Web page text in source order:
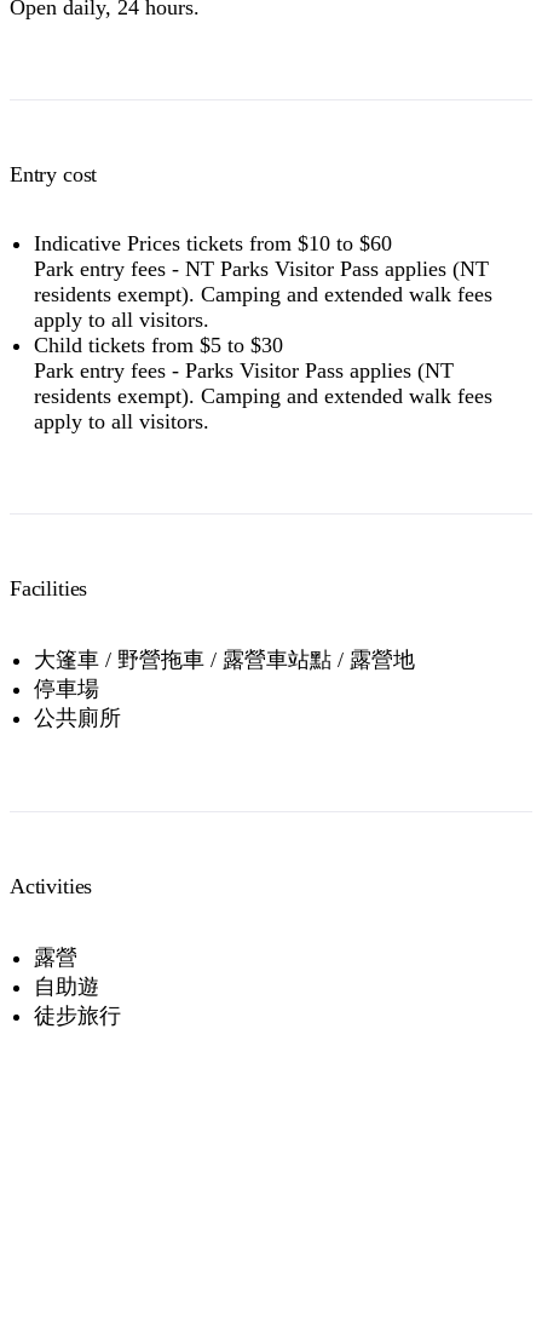
Open daily, 24 hours.
Entry cost
Indicative Prices tickets from $10 to $60
Park entry fees - NT Parks Visitor Pass applies (NT
residents exempt). Camping and extended walk fees
apply to all visitors.
Child tickets from $5 to $30
Park entry fees - Parks Visitor Pass applies (NT
residents exempt). Camping and extended walk fees
apply to all visitors.
Facilities
大篷車 / 野營拖車 / 露營車站點 / 露營地
停車場
公共廁所
Activities
露營
自助遊
徒步旅行